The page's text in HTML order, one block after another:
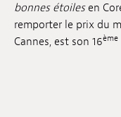
bonnes étoilesen
remporter le prix du
Cannes, est son 16ème